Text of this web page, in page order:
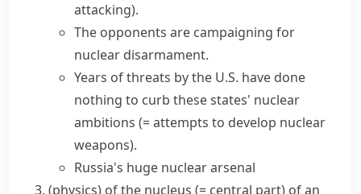
attacking).
The opponents are campaigning for
nuclear disarmament.
Years of threats by the U.S. have done
nothing to curb these states' nuclear
ambitions (= attempts to develop nuclear
weapons).
Russia's huge nuclear arsenal
(physics) of the nucleus (= central part) of an